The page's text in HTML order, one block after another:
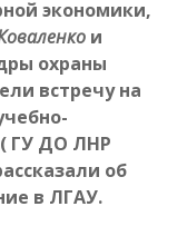
экономики,
и
охраны
встречу на
ГУ ДО ЛНР
об
в ЛГАУ.